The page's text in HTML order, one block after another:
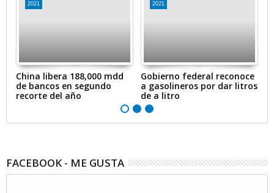
2021
China libera 188,000 mdd
de bancos en segundo
recorte del año
2021
Gobierno federal reconoce
a gasolineros por dar litros
de a litro
FACEBOOK - ME GUSTA